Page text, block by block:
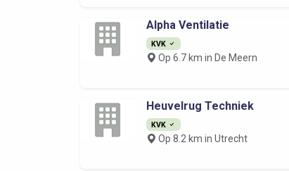
Alpha Ventilatie
KVK
Op 6.7 km in De Meern
Heuvelrug Techniek
KVK
Op 8.2 km in Utrecht